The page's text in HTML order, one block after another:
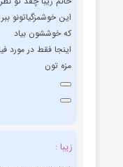
این خوشمزگیاتونو
که خوششون بیاد
اینجا فقط در مورد
مزه تون
زیبا :